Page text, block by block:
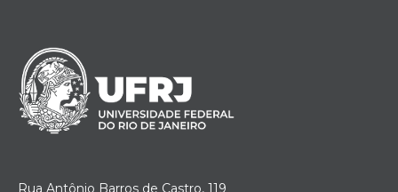
Rua Antônio Barros de Castro, 119